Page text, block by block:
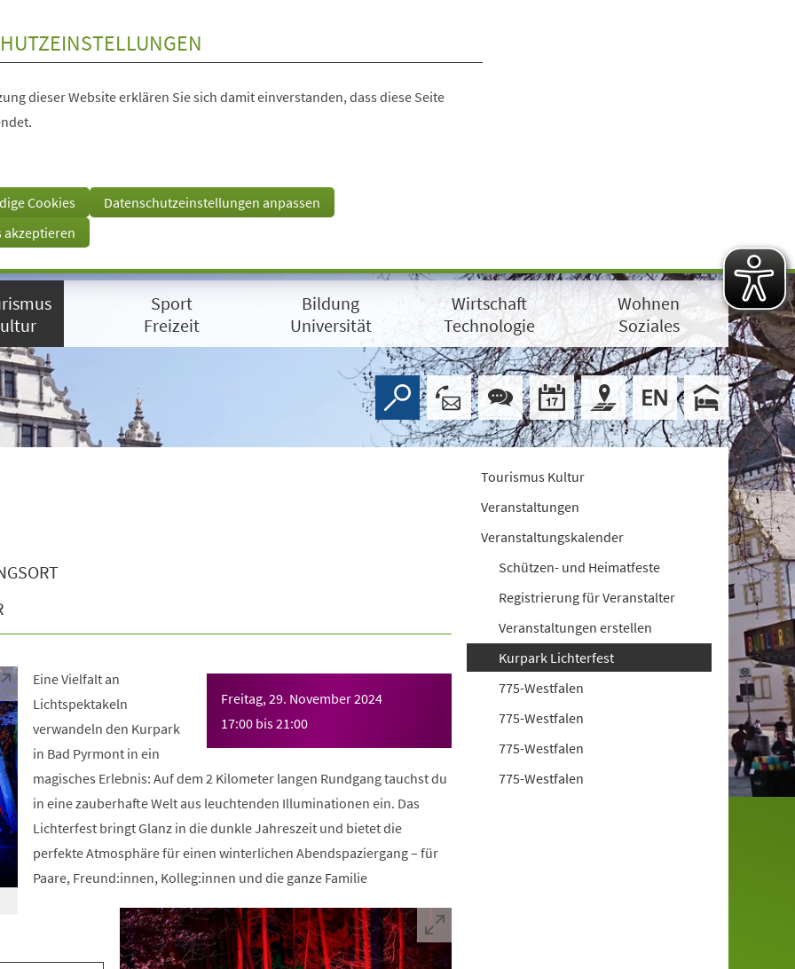
dieser Website erklären Sie sich damit einverstanden, dass diese Seite
Cookies
Datenschutzeinstellungen anpassen
akzeptieren
Sport
Freizeit
Bildung
Universität
Wirtschaft
Technologie
Wohnen
Soziales
Freitag, 29. November 2024
17:00 bis21:00
Eine Vielfalt an
Lichtspektakeln
verwandeln den Kurpark
in Bad Pyrmont in ein
magisches Erlebnis: Auf dem 2 Kilometer langen Rundgang tauchst du
in eine zauberhafte Welt aus leuchtenden Illuminationen ein. Das
Lichterfest bringt Glanz in die dunkle Jahreszeit und bietet die
perfekte Atmosphäre für einen winterlichen Abendspaziergang – für
Paare, Freund:innen, Kolleg:innen und die ganze Familie
Tourismus Kultur
Veranstaltungen
Veranstaltungskalender
Schützen- und Heimatfeste
Registrierung für Veranstalter
Veranstaltungen erstellen
Kurpark Lichterfest
775-Westfalen
775-Westfalen
775-Westfalen
775-Westfalen